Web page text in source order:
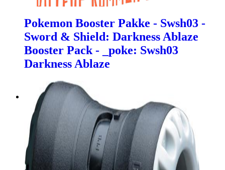
Pokemon Booster Pakke - Swsh03 -
Sword & Shield: Darkness Ablaze
Booster Pack - _poke: Swsh03
Darkness Ablaze